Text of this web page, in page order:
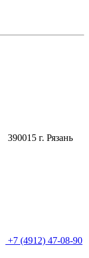
390015 г. Рязань
+7 (4912) 47-08-90